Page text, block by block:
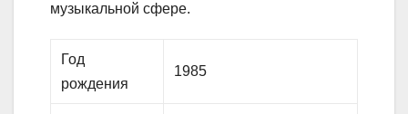
музыкальной сфере.
Год
рождения
1985